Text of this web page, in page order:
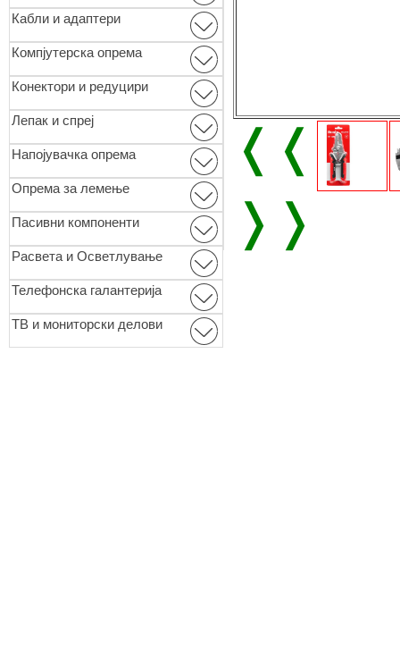
Кабли и адаптери
Компјутерска опрема
Конектори и редуцири
Лепак и спреј
Напојувачка опрема
Опремa за лемење
Пасивни компоненти
Расвета и Осветлување
Телефонска галантерија
ТВ и мониторски делови
❬❬
❭❭